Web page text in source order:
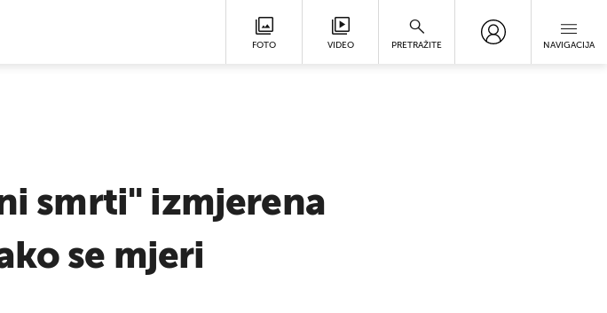
FOTO VIDEO PRETRAŽITE NAVIGACIJA
smrti" izmjerena
se mjeri